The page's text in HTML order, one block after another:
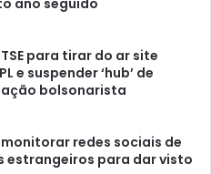
ano seguido
para tirar do ar site
e suspender ‘hub’ de
bolsonarista
redes sociais de
estrangeiros para dar visto